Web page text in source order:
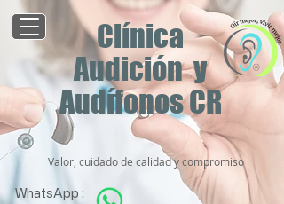
Valor, cuidado de calidad y compromiso
WhatsApp :
Clínica
Audición y
Audífonos CR